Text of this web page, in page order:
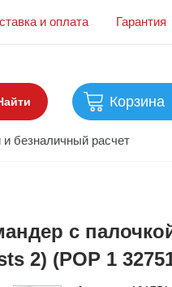
и оплата Гарантия
Корзина
безналичный расчет
с
2) (POP 1